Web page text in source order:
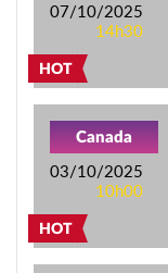
HOT
07/10/2025
14h30
HOT
Canada
03/10/2025
10h00